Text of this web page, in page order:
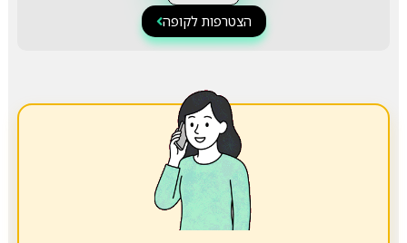
הצטרפות לקופה